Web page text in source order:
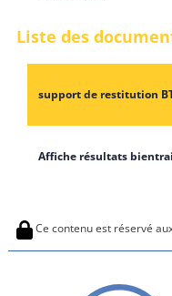
Liste des
support de restitution
Affiche résultats
Ce contenu est réservé